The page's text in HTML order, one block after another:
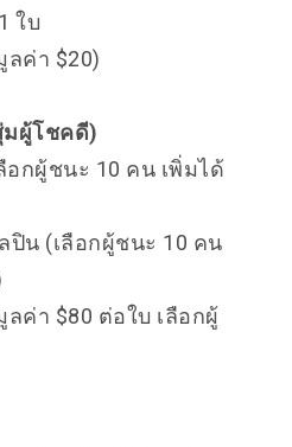
ใบ
ลค่า $20)
มผู้โชคดี)
อกผู้ชนะ 10 คน เพิ่มได้
ปิน (เลือกผู้ชนะ 10 คน
ค่า $80 ต่อใบ เลือกผู้